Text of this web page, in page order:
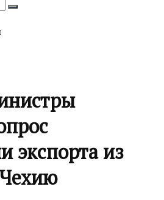
экспорта из